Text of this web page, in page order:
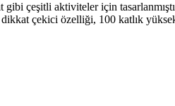
çeşitli aktiviteler için
çekici özelliği, 100 katlık